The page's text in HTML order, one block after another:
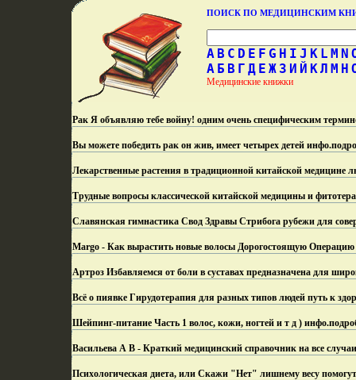
ПОИСК ПО МЕДИЦИНСКИМ
A B C D E F G H I J K L M N
А Б В Г Д Е Ж З И Й КЛ М Н
Медицинские книжки
Рак Я объявляю тебе войну! одним очень специфическим
Вы можете победить рак он жив, имеет четырех детей инфо.
Лекарственные растения в традиционной китайской медицине
Трудные вопросы классической китайской медицины и
Славянская гимнастика Свод Здравы Стрибога рубежи для
Margo - Как вырастить новые волосы Дорогостоящую
Артроз Избавляемся от боли в суставах предназначена для
Всё о пиявке Гирудотерапия для разных типов людей путь к
Шейпинг-питание Часть 1 волос, кожи, ногтей и т д ) инфо.
Васильева А В - Краткий медицинский справочник на все
Психологическая диета, или Скажи "Нет" лишнему весу